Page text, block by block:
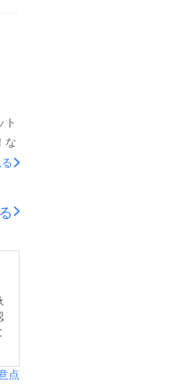
ト
っ
ッ
パ
様
ト
な
来
意
点